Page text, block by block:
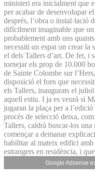
ministeri era inicialment que
per acabar de desenvolupar
després, l’obra o instal·lació
difícilment imaginable que
probablement amb uns
necessiti un espai on crear la
el dels Tallers d’art. De fet, i
tornejar els prop de 10.000
de Sainte Colombe sur
disposició el forn que
els Tallers, inaugurats el
aquell estiu. I ja es veurà si
jugaran la plaça per a
procés de selecció deixa,
Tallers, caldrà buscar-los
començar a demanar
habilitar al mateix edifici
estrangers en residència, i
Google Adsense